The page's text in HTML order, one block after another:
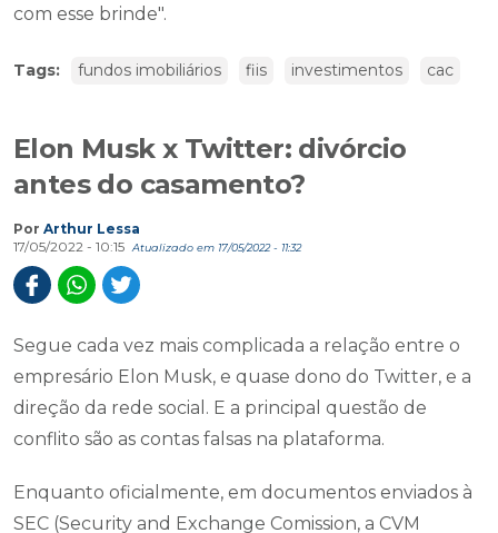
com esse brinde".
Tags: fundos imobiliários fiis investimentos cac
Elon Musk x Twitter: divórcio
antes do casamento?
Por Arthur Lessa
17/05/2022 - 10:15
Atualizado em 17/05/2022 - 11:32
Segue cada vez mais complicada a relação entre o
empresário Elon Musk, e quase dono do Twitter, e a
direção da rede social. E a principal questão de
conflito são as contas falsas na plataforma.
Enquanto oficialmente, em documentos enviados à
SEC (Security and Exchange Comission, a CVM